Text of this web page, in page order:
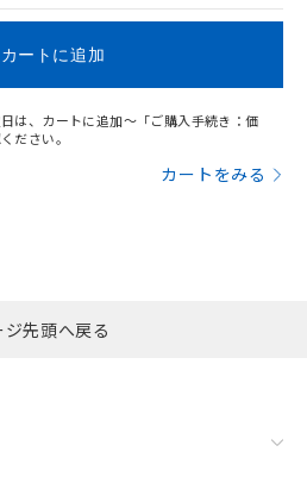
カートに追加
は、カートに追加～「ご購入手続き：価
ださい。
カートをみる
ジ先頭へ戻る